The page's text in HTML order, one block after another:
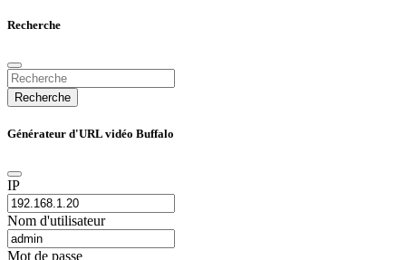
Recherche
Recherche
Générateur d'URL vidéo Buffalo
IP
Nom d'utilisateur
Mot de passe